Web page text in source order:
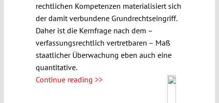
rechtlichen Kompetenzen materialisiert sich
der damit verbundene Grundrechtseingriff.
Daher ist die Kernfrage nach dem –
verfassungsrechtlich vertretbaren – Maß
staatlicher Überwachung eben auch eine
quantitative.
Continue reading >>